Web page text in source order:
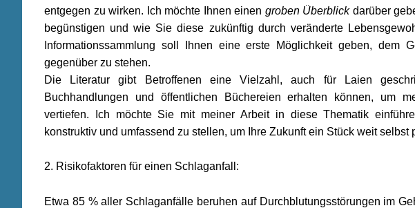
entgegen zu wirken. Ich möchte Ihnen einen groben Überblickdarüber
begünstigen und wie Sie diese zukünftig durch veränderte
Informationssammlung soll Ihnen eine erste Möglichkeit geben, dem
gegenüber zu stehen.
Die Literatur gibt Betroffenen eine Vielzahl, auch für Laien
Buchhandlungen und öffentlichen Büchereien erhalten können, um
vertiefen. Ich möchte Sie mit meiner Arbeit in diese Thematik
konstruktiv und umfassend zu stellen, um Ihre Zukunft ein Stück weit
2. Risikofaktoren für einen Schlaganfall:
Etwa 85 % aller Schlaganfälle beruhen auf Durchblutungsstörungen im